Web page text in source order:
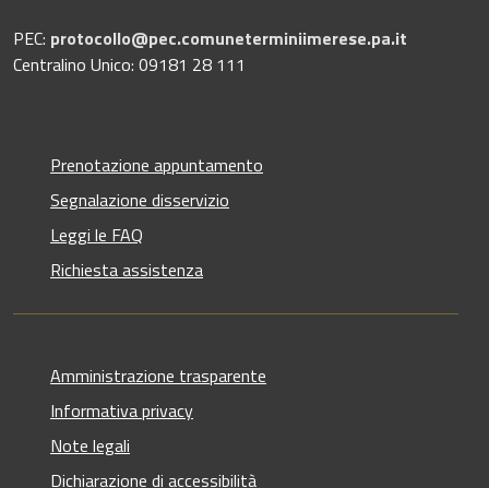
PEC: protocollo@pec.comuneterminiimerese.pa.it
Centralino Unico: 09181 28 111
Prenotazione appuntamento
Segnalazione disservizio
Leggi le FAQ
Richiesta assistenza
Amministrazione trasparente
Informativa privacy
Note legali
Dichiarazione di accessibilità